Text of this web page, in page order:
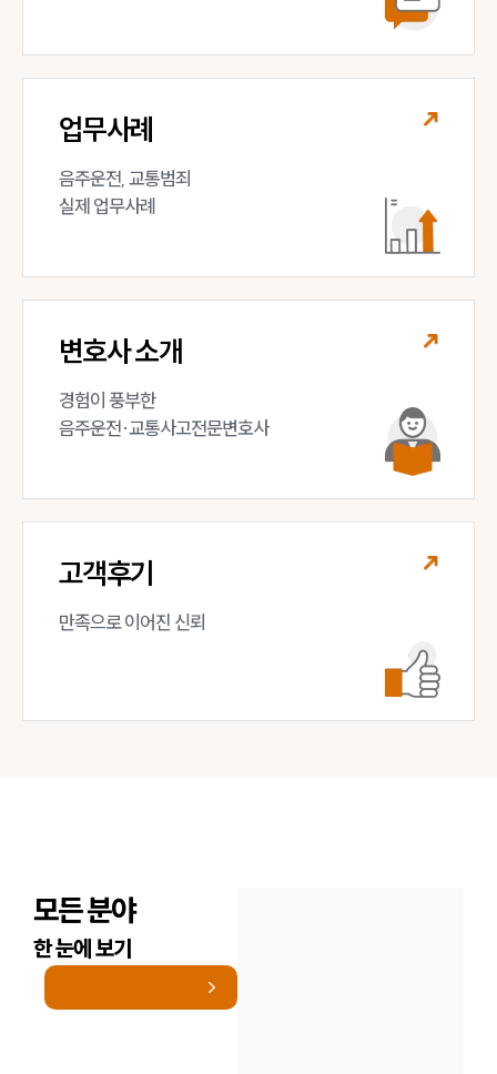
업무사례
음주운전, 교통범죄
실제 업무사례
변호사 소개
경험이 풍부한
음주운전·교통사고전문변호사
고객후기
만족으로 이어진 신뢰
모든 분야
한 눈에 보기